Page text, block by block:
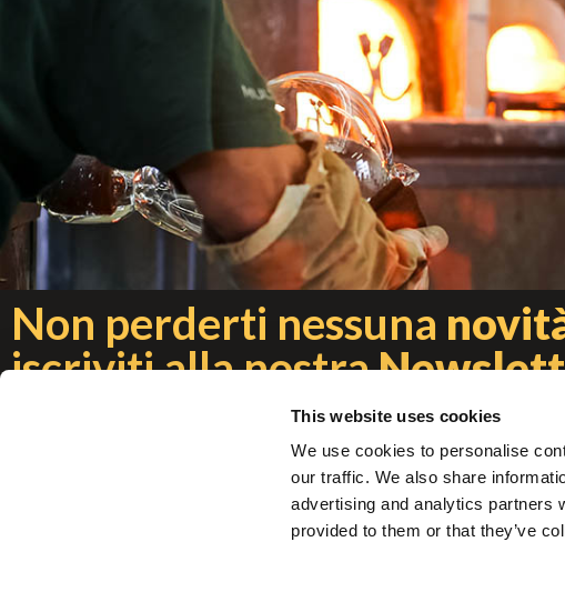
This website uses cookies
We use cookies to personalise
our traffic. We also share
advertising and analytics partners
provided to them or that they’ve
Non perderti nessuna
iscriviti alla nostra
CHI
IL